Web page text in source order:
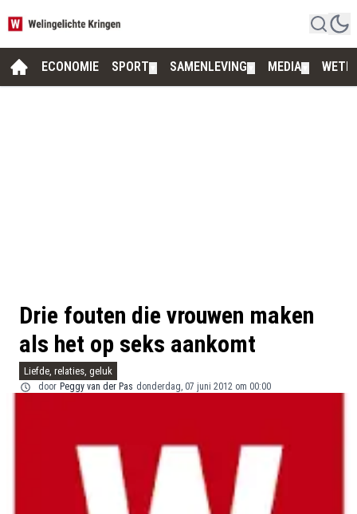
ECONOMIE SPORT SAMENLEVING MEDIA
Drie fouten die vrouwen maken
als het op seks aankomt
Liefde, relaties, geluk
door Peggy van der Pas donderdag, 07 juni 2012 om 00:00